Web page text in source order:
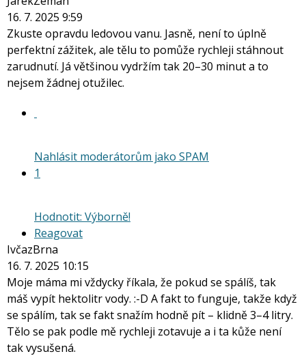
16. 7. 2025 9:59
Zkuste opravdu ledovou vanu. Jasně, není to úplně
perfektní zážitek, ale tělu to pomůže rychleji stáhnout
zarudnutí. Já většinou vydržím tak 20–30 minut a to
nejsem žádnej otužilec.
Nahlásit moderátorům jako SPAM
1
Hodnotit: Výborně!
Reagovat
IvčazBrna
16. 7. 2025 10:15
Moje máma mi vždycky říkala, že pokud se spálíš, tak
máš vypít hektolitr vody. :-D A fakt to funguje, takže když
se spálím, tak se fakt snažím hodně pít – klidně 3–4 litry.
Tělo se pak podle mě rychleji zotavuje a i ta kůže není
tak vysušená.